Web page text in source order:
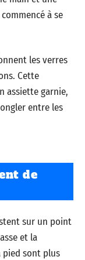
à se
les verres
Cette
assiette garnie,
entre les
de
sur un point
et la
pied sont plus